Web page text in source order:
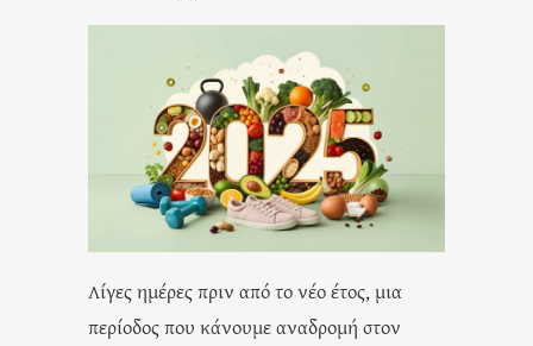
Λίγες ημέρες πριν από το νέο έτος, μια
περίοδος που κάνουμε αναδρομή στον